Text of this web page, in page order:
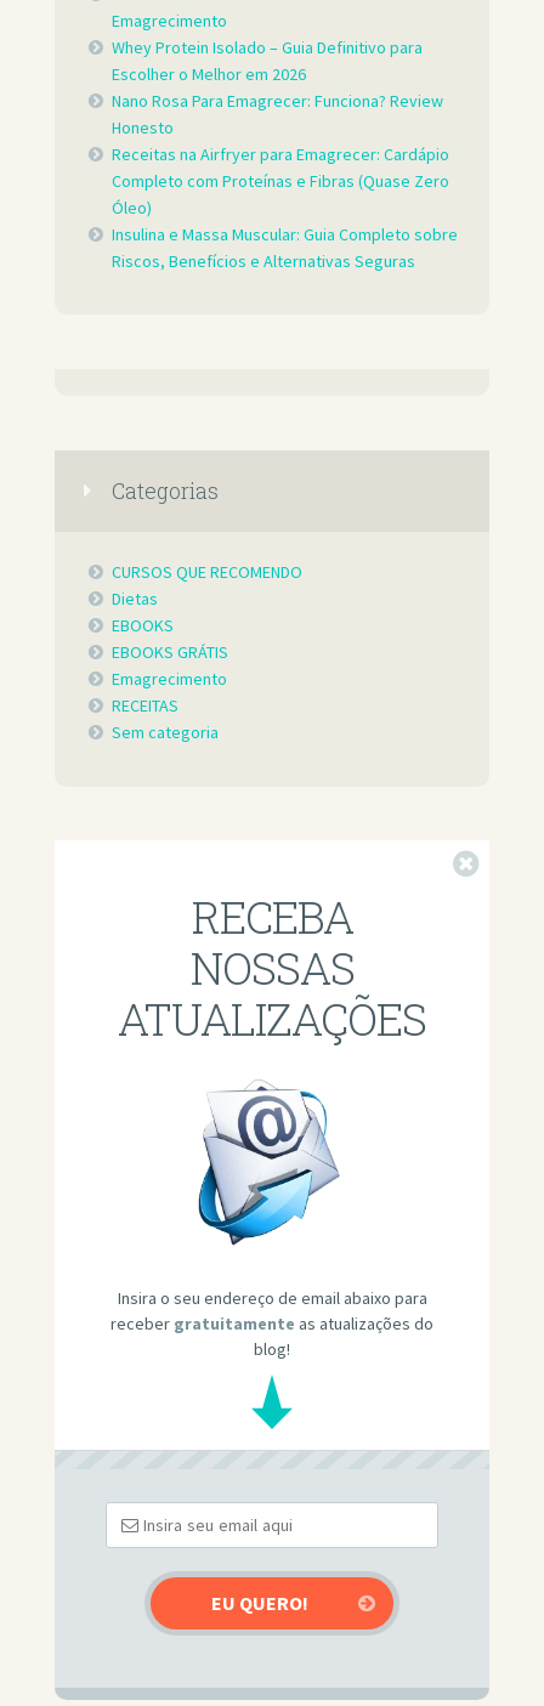
Emagrecimento
Whey Protein Isolado – Guia Definitivo para
Escolher o Melhor em 2026
Nano Rosa Para Emagrecer: Funciona? Review
Honesto
Receitas na Airfryer para Emagrecer: Cardápio
Completo com Proteínas e Fibras (Quase Zero
Óleo)
Insulina e Massa Muscular: Guia Completo sobre
Riscos, Benefícios e Alternativas Seguras
Categorias
CURSOS QUE RECOMENDO
Dietas
EBOOKS
EBOOKS GRÁTIS
Emagrecimento
RECEITAS
Sem categoria
RECEBA
NOSSAS
ATUALIZAÇÕES
Insira o seu endereço de email abaixo para
receber gratuitamente as atualizações do
blog!